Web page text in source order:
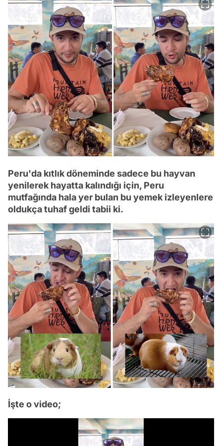
Peru'da kıtlık döneminde sadece bu hayvan
yenilerek hayatta kalındığı için, Peru
mutfağında hala yer bulan bu yemek izleyenlere
oldukça tuhaf geldi tabii ki.
İşte o video;